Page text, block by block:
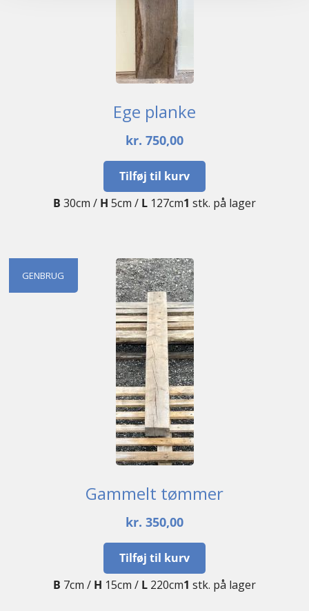
Ege planke
kr. 750,00
Tilføj til kurv
B 30cm / H 5cm / L 127cm1 stk. på lager
GENBRUG
Gammelt tømmer
kr. 350,00
Tilføj til kurv
B 7cm / H 15cm / L 220cm1 stk. på lager